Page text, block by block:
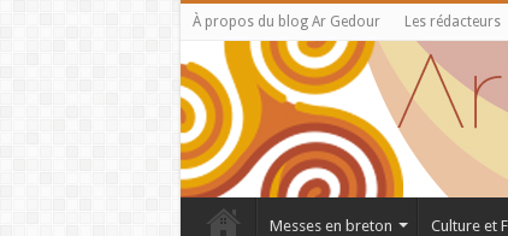
À propos du blog Ar Gedour Les rédacteurs
Messes en breton Culture et